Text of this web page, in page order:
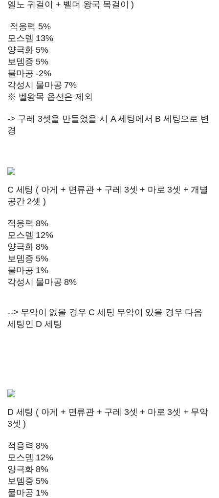
엘노 귀걸이 + 벨더 왕국 목걸이 )
적응력 5%
모스뎀 13%
양극화 5%
보뎀증 5%
물마공 -2%
각성시 물마공 7%
※ 벨왕목 옵션은 제외
-> 구레 3셋을 만들었을 시 A 세팅에서 B 세팅으로 변
경
C 세팅 ( 아게 + 면류관 + 구레 3셋 + 마로 3셋 + 개별
공간 2셋 )
적응력 8%
모스뎀 12%
양극화 8%
보뎀증 5%
물마공 1%
각성시 물마공 8%
--> 무악이 없을 경우 C 세팅 무악이 있을 경우 다음
세팅인 D 세팅
D 세팅 ( 아게 + 면류관 + 구레 3셋 + 마로 3셋 + 무악
3셋 )
적응력 8%
모스뎀 12%
양극화 8%
보뎀증 5%
물마공 1%